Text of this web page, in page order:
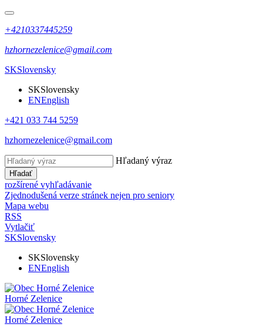
+4210337445259
hzhornezelenice@gmail.com
SKSlovensky
SKSlovensky
ENEnglish
+421 033 744 5259
hzhornezelenice@gmail.com
Hľadaný výraz
Hľadať
rozšírené vyhľadávanie
Zjednodušená verze stránek nejen pro seniory
Mapa webu
RSS
Vytlačiť
SKSlovensky
SKSlovensky
ENEnglish
Horné Zelenice
Horné Zelenice